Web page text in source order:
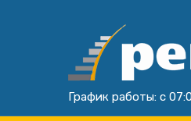
График работы: с